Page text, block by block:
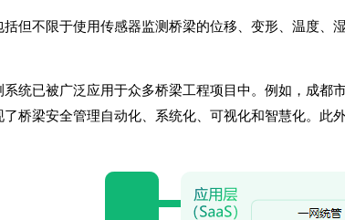
但不限于使用传感器监测桥梁的位移、变形、温度
系统已被广泛应用于众多桥梁工程项目中。例如，成都
桥梁安全管理自动化、系统化、可视化和智慧化。